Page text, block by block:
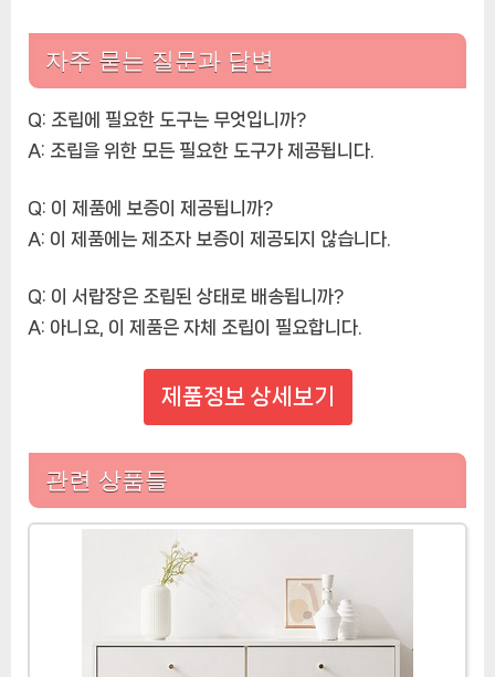
자주 묻는 질문과 답변
Q: 조립에 필요한 도구는 무엇입니까?
A: 조립을 위한 모든 필요한 도구가 제공됩니다.
Q: 이 제품에 보증이 제공됩니까?
A: 이 제품에는 제조자 보증이 제공되지 않습니다.
Q: 이 서랍장은 조립된 상태로 배송됩니까?
A: 아니요, 이 제품은 자체 조립이 필요합니다.
제품정보 상세보기
관련 상품들